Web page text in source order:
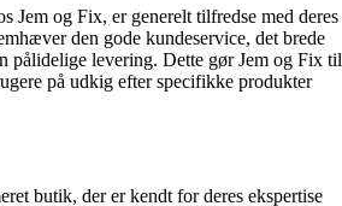
Jem og Fix, er generelt tilfredse med deres
den gode kundeservice, det brede
pålidelige levering. Dette gør Jem og Fix til
på udkig efter specifikke produkter
butik, der er kendt for deres ekspertise